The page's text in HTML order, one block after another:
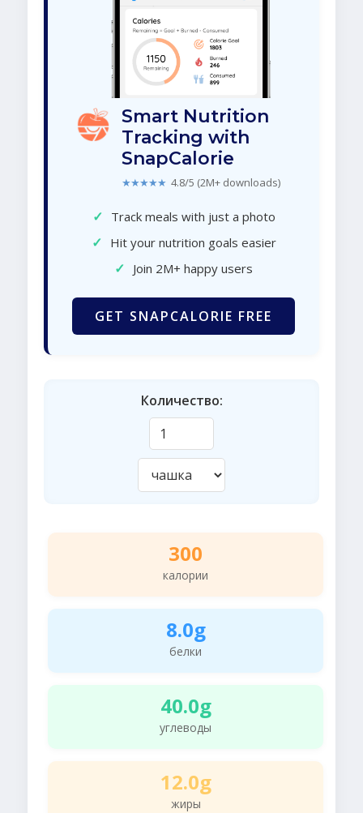
Smart Nutrition
Tracking with
SnapCalorie
★★★★★ 4.8/5 (2M+ downloads)
✓ Track meals with just a photo
✓ Hit your nutrition goals easier
✓ Join 2M+ happy users
GET SNAPCALORIE FREE
Количество:
300
калории
8.0g
белки
40.0g
углеводы
12.0g
жиры